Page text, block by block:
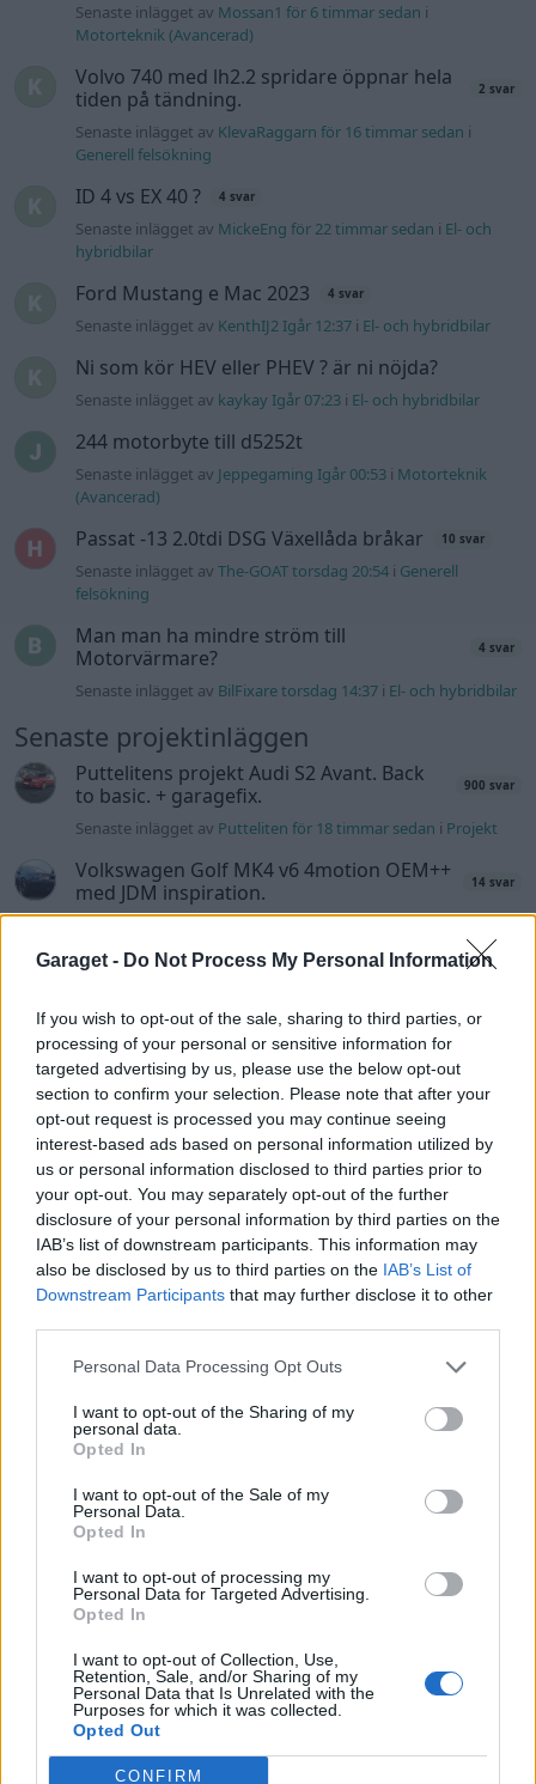
Garaget - Do Not Process My Personal Information
If you wish to opt-out of the sale, sharing to third parties, or
processing of your personal or sensitive information for
targeted advertising by us, please use the below opt-out
section to confirm your selection. Please note that after your
opt-out request is processed you may continue seeing
interest-based ads based on personal information utilized by
us or personal information disclosed to third parties prior to
your opt-out. You may separately opt-out of the further
disclosure of your personal information by third parties on the
IAB’s list of downstream participants. This information may
also be disclosed by us to third parties on the IAB’s List of
Downstream Participants that may further disclose it to other
Personal Data Processing Opt Outs
I want to opt-out of the Sharing of my
personal data.
Opted In
I want to opt-out of the Sale of my
Personal Data.
Opted In
I want to opt-out of processing my
Personal Data for Targeted Advertising.
Opted In
I want to opt-out of Collection, Use,
Retention, Sale, and/or Sharing of my
Personal Data that Is Unrelated with the
Purposes for which it was collected.
Opted Out
CONFIRM
Senaste inlägget av Mossan1 för 6 timmar sedan i
Motorteknik (Avancerad)
Volvo 740 med lh2.2 spridare öppnar hela
tiden på tändning.
2 svar
Senaste inlägget av KlevaRaggarn för 16 timmar sedan i
Generell felsökning
ID 4 vs EX 40 ? 4 svar
Senaste inlägget av MickeEng för 22 timmar sedan i El- och
hybridbilar
Ford Mustang e Mac 2023 4 svar
Senaste inlägget av KenthIJ2 Igår 12:37 i El- och hybridbilar
Ni som kör HEV eller PHEV ? är ni nöjda?
Senaste inlägget av kaykay Igår 07:23 i El- och hybridbilar
244 motorbyte till d5252t
Senaste inlägget av Jeppegaming Igår 00:53 i Motorteknik
(Avancerad)
Passat -13 2.0tdi DSG Växellåda bråkar 10 svar
Senaste inlägget avThe-GOAT torsdag 20:54 i Generell
felsökning
Man man ha mindre ström till
Motorvärmare?
4 svar
Senaste inlägget av BilFixare torsdag 14:37 i El- och hybridbilar
Senaste projektinläggen
Puttelitens projekt Audi S2 Avant. Back
to basic. + garagefix.
900 svar
Senaste inlägget av Putteliten för 18 timmar sedan i Projekt
Volkswagen Golf MK4 v6 4motion OEM++
med JDM inspiration.
14 svar
Manta b som ska räddas (kaross eller
Senaste inlägget avTyfors torsdag 23:25 iProjekt
Huggern goes big block with 427 ZL-1! 551 svar
Senaste inlägget avhugger69 torsdag 23:01iProjekt
Camaro som bruksbil?! 57 svar
Senaste inlägget avEv_volvo142 torsdag 22:10iProjekt
Volkswagen split bus t1 1962 2559 svar
Senaste inlägget av Dr_snuggels torsdag 21:09iProjekt
Golf Mk2 16v Turbo 137 svar
Vw 1956 oval prosjekt 11 svar
Volvo 245 ?Turbo?
Renovering av en Honda Civic Aerodeck
VTi
Nyaste forumtrådarna
förgasare
Senaste inlägget av Mossan1 för 6 timmar sedan
Motorteknik (Avancerad)
ID 4 vs EX 40 ?